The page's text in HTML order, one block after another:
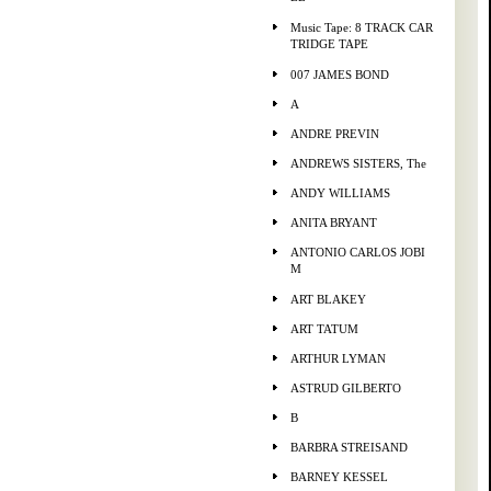
Music Tape: 8 TRACK CAR
TRIDGE TAPE
007 JAMES BOND
A
ANDRE PREVIN
ANDREWS SISTERS, The
ANDY WILLIAMS
ANITA BRYANT
ANTONIO CARLOS JOBI
M
ART BLAKEY
ART TATUM
ARTHUR LYMAN
ASTRUD GILBERTO
B
BARBRA STREISAND
BARNEY KESSEL